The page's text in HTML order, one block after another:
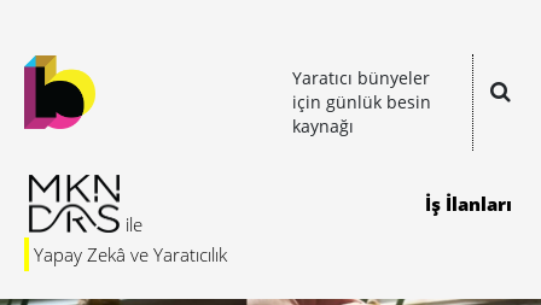
Yaratıcı bünyeler
için günlük besin
kaynağı
Yapay Zekâ ve Yaratıcılık
İş İlanları